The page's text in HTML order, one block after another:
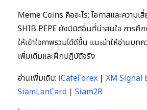
Meme Coins คืออะไร: โอกาสและความเ
SHIB PEPE ยังมีมิติอื่นที่น่าสนใจ การศึก
ให้เข้าใจภาพรวมได้ดีขึ้น แนะนำให้อ่านบท
เพิ่มเติมและฝึกปฏิบัติจริง
อ่านเพิ่มเติม: iCafeForex | XM Signal
SiamLanCard | Siam2R